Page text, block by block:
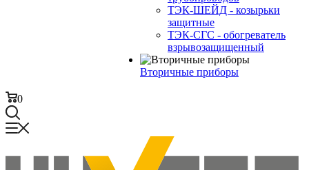
ТЭК-ШЕЙД - козырьки
защитные
ТЭК-СГС - обогреватель
взрывозащищенный
Вторичные приборы
0